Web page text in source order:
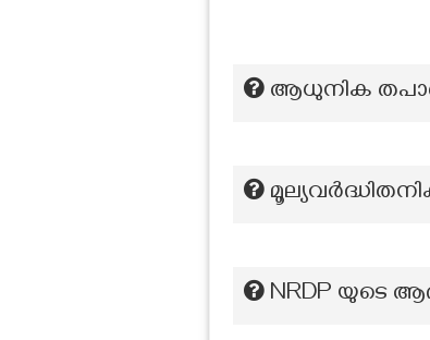
ആധുനിക
NRDP യുടെ